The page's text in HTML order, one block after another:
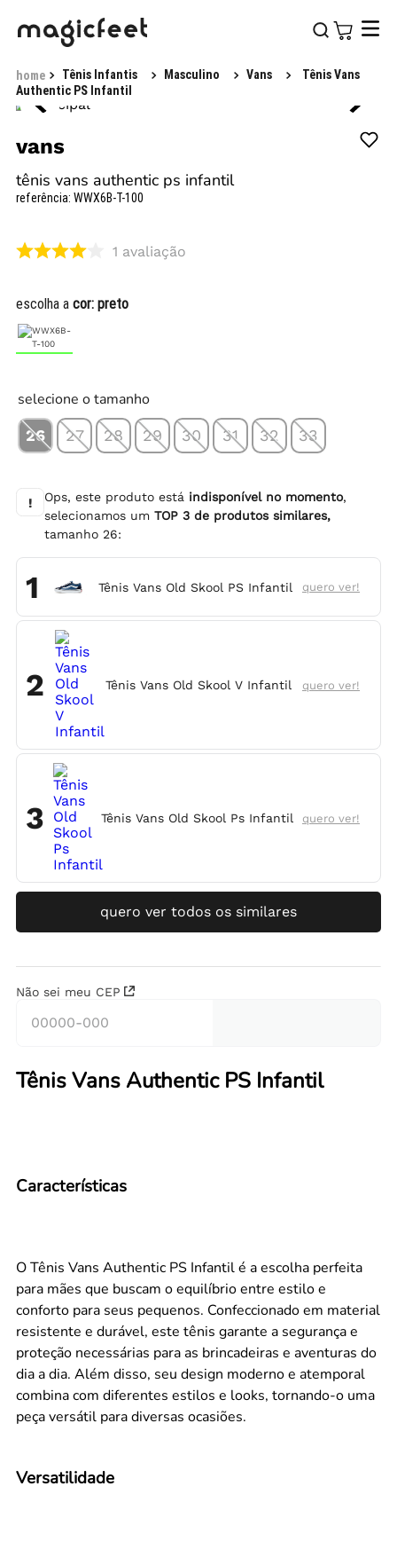
Tênis Infantis Masculino Vans
Tênis Vans
Authentic PS Infantil
vans
tênis vans authentic ps infantil
referência: WWX6B-T-100
1 avaliação
escolha a cor: preto
selecione o tamanho
26 27 28 29 30 31 32 33
! Ops, este produto está indisponível no momento,
selecionamos umTOP3 de produtos similares,
tamanho 26:
1 Tênis Vans Old Skool PS Infantil quero ver!
2 Tênis Vans Old Skool V Infantil quero ver!
3 Tênis Vans Old Skool Ps Infantil quero ver!
quero ver todos os similares
Não sei meu CEP
Tênis Vans Authentic PS Infantil
Características
O Tênis Vans Authentic PS Infantil é a escolha perfeita
para mães que buscam o equilíbrio entre estilo e
conforto para seus pequenos. Confeccionado em material
resistente e durável, este tênis garante a segurança e
proteção necessárias para as brincadeiras e aventuras do
dia a dia. Além disso, seu design moderno e atemporal
combina com diferentes estilos e looks, tornando-o uma
peça versátil para diversas ocasiões.
Versatilidade